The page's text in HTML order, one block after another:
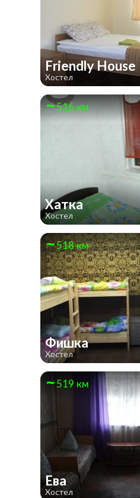
Friendly House
Хостел
516 км
Хатка
Хостел
518 км
Фишка
Хостел
519 км
Ева
Хостел